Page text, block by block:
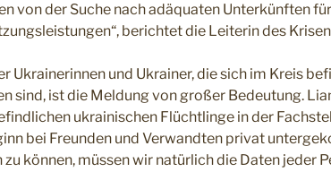
von der Suche nach adäquaten Unterkünften
berichtet die Leiterin des
und Ukrainer, die sich im Kreis
sind, ist die Meldung von großer Bedeutung.
ukrainischen Flüchtlinge in der
bei Freunden und Verwandten privat
können, müssen wir natürlich die Daten jeder